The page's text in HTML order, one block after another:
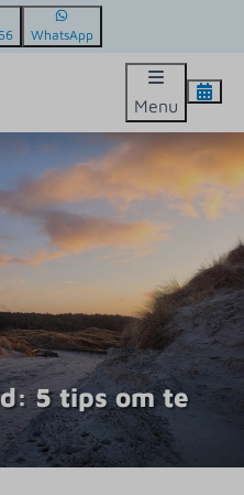
WhatsApp
Menu
5 tips om te